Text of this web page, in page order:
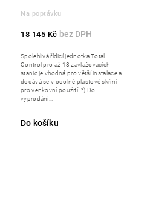
Na poptávku
18 145 Kč
Do košíku
Spolehlivá řídicí jednotka Total
Control pro až 18 zavlažovacích
stanic je vhodná pro větší instalace a
dodává se v odolné plastové skříni
pro venkovní použití. *) Do
vyprodání...